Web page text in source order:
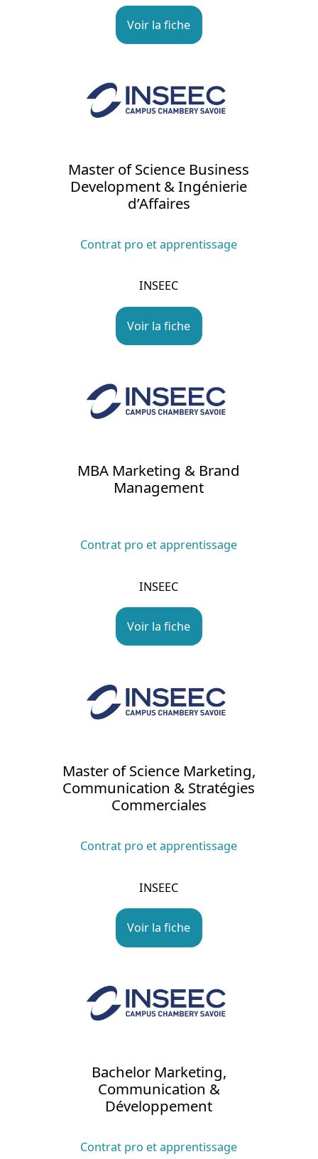
Voir la fiche
Master of Science Business
Development & Ingénierie
d’Affaires
Contrat pro et apprentissage
INSEEC
Voir la fiche
MBA Marketing & Brand
Management
Contrat pro et apprentissage
INSEEC
Voir la fiche
Master of Science Marketing,
Communication & Stratégies
Commerciales
Contrat pro et apprentissage
INSEEC
Voir la fiche
Bachelor Marketing,
Communication &
Développement
Contrat pro et apprentissage